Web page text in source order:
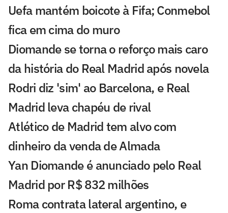
Uefa mantém boicote à Fifa; Conmebol
fica em cima do muro
Diomande se torna o reforço mais caro
da história do Real Madrid após novela
Rodri diz 'sim' ao Barcelona, e Real
Madrid leva chapéu de rival
Atlético de Madrid tem alvo com
dinheiro da venda de Almada
Yan Diomande é anunciado pelo Real
Madrid por R$ 832 milhões
Roma contrata lateral argentino, e